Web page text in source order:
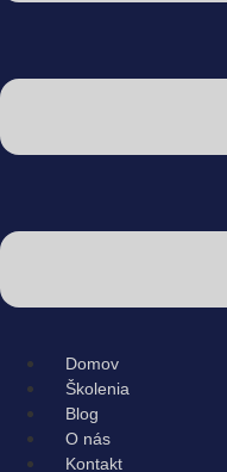
Domov
Školenia
Blog
O nás
Kontakt